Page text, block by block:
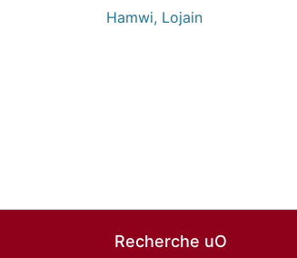
Hamwi, Lojain
Recherche uO